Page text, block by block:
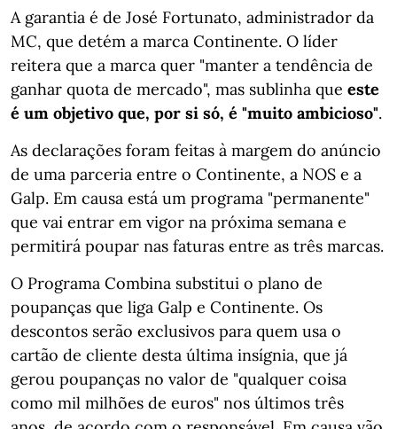
A garantia é de José Fortunato, administrador da
MC, que detém a marca Continente. O líder
reitera que a marca quer "manter a tendência de
ganhar quota de mercado", mas sublinha que este
é um objetivo que, por si só, é "muito ambicioso".
As declarações foram feitas à margem do anúncio
de uma parceria entre o Continente, a NOS e a
Galp. Em causa está um programa "permanente"
que vai entrar em vigor na próxima semana e
permitirá poupar nas faturas entre as três marcas.
O Programa Combina substitui o plano de
poupanças que liga Galp e Continente. Os
descontos serão exclusivos para quem usa o
cartão de cliente desta última insígnia, que já
gerou poupanças no valor de "qualquer coisa
como mil milhões de euros" nos últimos três